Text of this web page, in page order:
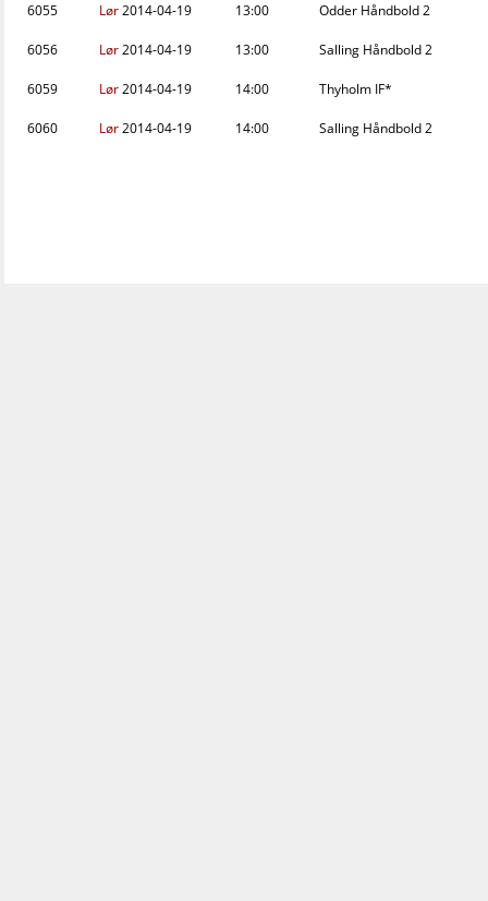
6055 Lør2014-04-19 13:00 Odder Håndbold 2
6056 Lør2014-04-19 13:00 Salling Håndbold 2
6059 Lør2014-04-19 14:00 Thyholm IF*
6060 Lør2014-04-19 14:00 Salling Håndbold 2